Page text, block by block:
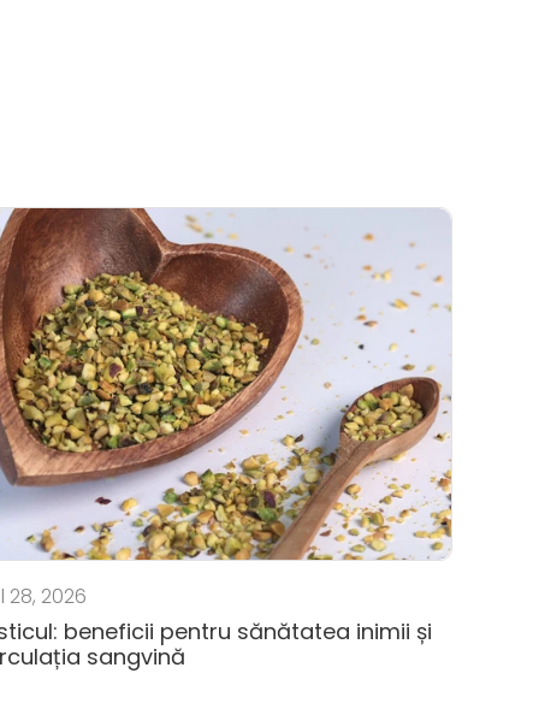
28, 2026
beneficii pentru sănătatea inimii și
sangvină